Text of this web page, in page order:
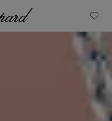
Chopard My